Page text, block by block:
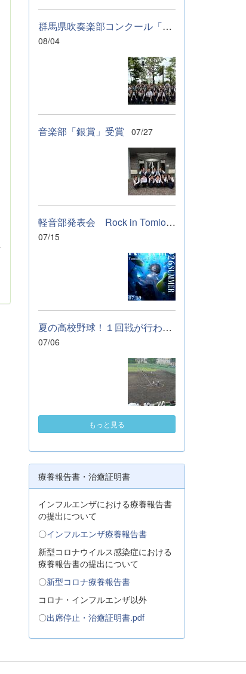
群馬県吹奏楽部コンクール「銀賞」受賞しました
08/04
音楽部「銀賞」受賞 07/27
軽音部発表会 Rock in Tomioka High school 開催します
07/15
夏の高校野球！１回戦が行われました。
07/06
もっと見る
療養報告書・治癒証明書
インフルエンザにおける療養報告書
の提出について
〇インフルエンザ療養報告書
新型コロナウイルス感染症における
療養報告書の提出について
〇新型コロナ療養報告書
コロナ・インフルエンザ以外
〇出席停止・治癒証明書.pdf